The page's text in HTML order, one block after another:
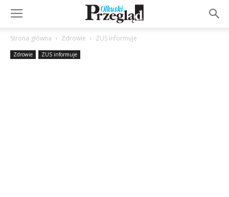
Strona główna Zdrowie ZUS informuje
Zdrowie ZUS informuje